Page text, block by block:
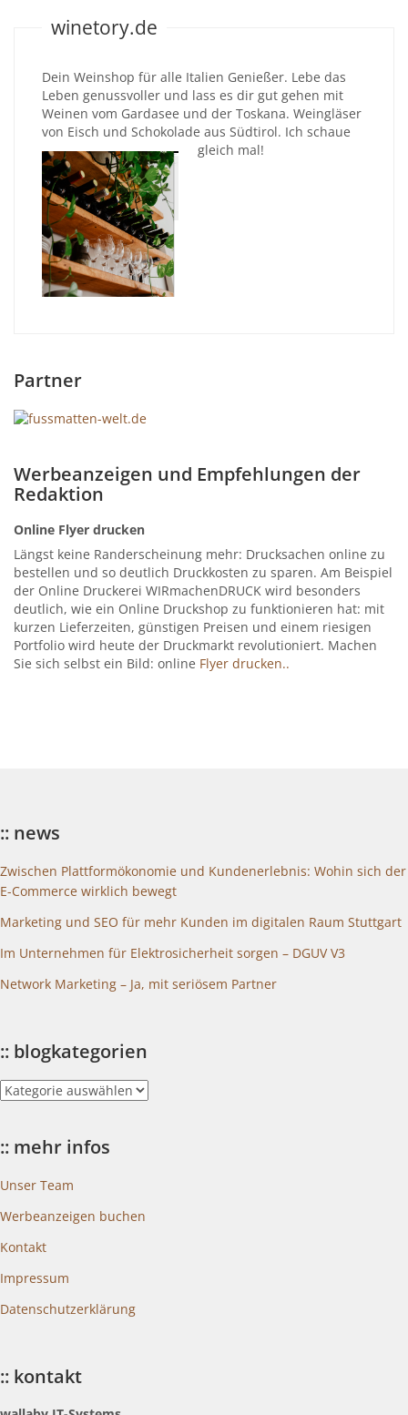
winetory.de
Dein Weinshop für alle Italien Genießer. Lebe das
Leben genussvoller und lass es dir gut gehen mit
Weinen vom Gardasee und der Toskana. Weingläser
von Eisch und Schokolade aus Südtirol. Ich schaue
gleich mal!
Partner
Werbeanzeigen und Empfehlungen der
Redaktion
Online Flyer drucken
Längst keine Randerscheinung mehr: Drucksachen online zu
bestellen und so deutlich Druckkosten zu sparen. Am Beispiel
der Online Druckerei WIRmachenDRUCK wird besonders
deutlich, wie ein Online Druckshop zu funktionieren hat: mit
kurzen Lieferzeiten, günstigen Preisen und einem riesigen
Portfolio wird heute der Druckmarkt revolutioniert. Machen
Sie sich selbst ein Bild: online Flyer drucken..
:: news
Zwischen Plattformökonomie und Kundenerlebnis: Wohin sich der
E-Commerce wirklich bewegt
Marketing und SEO für mehr Kunden im digitalen Raum Stuttgart
Im Unternehmen für Elektrosicherheit sorgen – DGUV V3
Network Marketing – Ja, mit seriösem Partner
:: blogkategorien
::
blogkategorien
:: mehr infos
Unser Team
Werbeanzeigen buchen
Kontakt
Impressum
Datenschutzerklärung
:: kontakt